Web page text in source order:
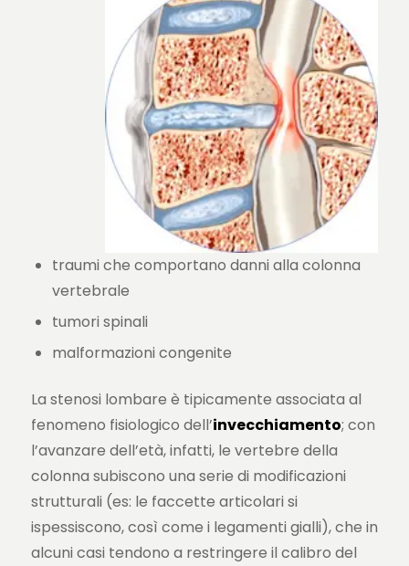
traumi che comportano danni alla colonna
vertebrale
tumori spinali
malformazioni congenite
La stenosi lombare è tipicamente associata al
fenomeno fisiologico dell’invecchiamento; con
l’avanzare dell’età, infatti, le vertebre della
colonna subiscono una serie di modificazioni
strutturali (es: le faccette articolari si
ispessiscono, così come i legamenti gialli), che in
alcuni casi tendono a restringere il calibro del